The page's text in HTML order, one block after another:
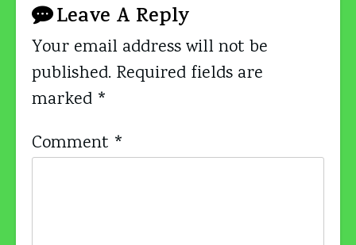
Leave A Reply
Your email address will not be
published. Required fields are
marked *
Comment *